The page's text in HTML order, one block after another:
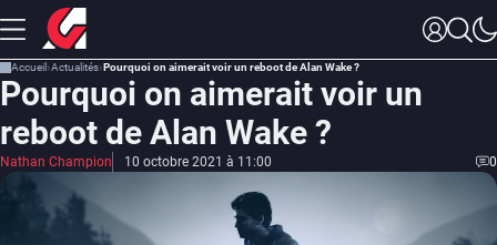
Accueil Actualités Pourquoi on aimerait voir un reboot de Alan Wake ?
Pourquoi on aimerait voir un
reboot de Alan Wake ?
Nathan Champion 10 octobre 2021 à 11:00 0